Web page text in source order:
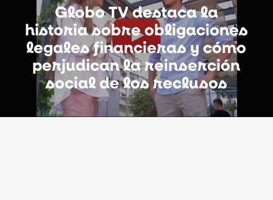
Globo TV destaca la
historia sobre obligaciones
legales financieras y cómo
perjudican la reinserción
social de los reclusos